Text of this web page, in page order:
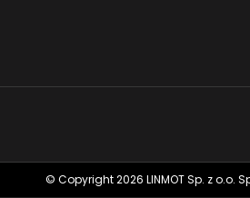
© Copyright 2026 LINMOT Sp. z o.o.